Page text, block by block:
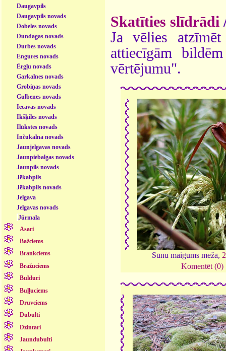
Daugavpils
Daugavpils novads
Dobeles novads
Dundagas novads
Durbes novads
Engures novads
Ērgļu novads
Garkalnes novads
Grobiņas novads
Gulbenes novads
Iecavas novads
Ikšķiles novads
Ilūkstes novads
Inčukalna novads
Jaunjelgavas novads
Jaunpiebalgas novads
Jaunpils novads
Jēkabpils
Jēkabpils novads
Jelgava
Jelgavas novads
Jūrmala
Asari
Bažciems
Brankciems
Bražuciems
Bulduri
Buļļuciems
Druvciems
Dubulti
Dzintari
Jaundubulti
Skatīties slīdrādi
Ja vēlies
attiecīgām
vērtējumu".
Sūnu maigums mežā,
Komentēt (0)